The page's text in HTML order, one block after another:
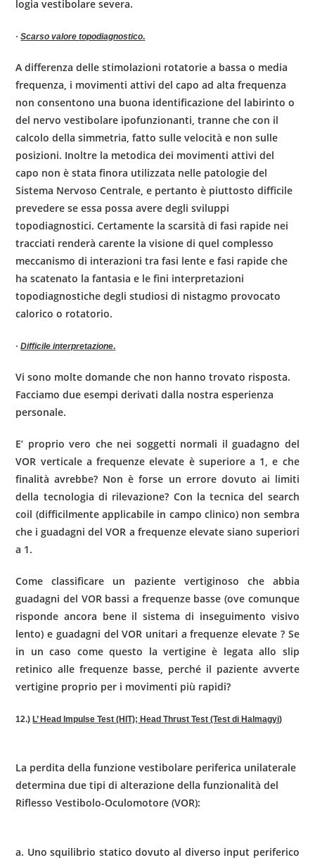
logia vestibolare severa.
·Scarso valoretopodiagnostico.
A differenza delle stimolazioni rotatorie a bassa o media
frequenza, i movimenti attivi del capo ad alta frequenza
non con­sentono una buona identificazione del labirinto o
del nervo vestibolare ipofun­zionanti, tranne che con il
calcolo della simmetria, fatto sulle velocità e non sulle
posizioni. Inoltre la metodica dei movimenti attivi del
capo non è stata finora uti­lizzata nelle patologie del
Sistema Nervoso Centrale, e pertanto è piuttosto diffi­cile
prevedere se essa possa avere degli sviluppi
topodiagnostici. Certamente la scarsità di fasi rapide nei
tracciati renderà carente la visione di quel complesso
meccanismo di interazioni tra fasi lente e fasi rapide che
ha scatenato la fantasia e le fini interpretazioni
topodiagnostiche degli studiosi di nistagmo provocato
calorico o rotatorio.
·Difficile interpretazione.
Vi sono molte domande che non hanno trovato risposta.
Facciamo due esempi derivati dalla nostra esperienza
personale.
E’ proprio vero che nei soggetti normali il guadagno del
VOR verticale a fre­quenze elevate è superiore a 1, e che
finalità avrebbe? Non è forse un errore dovuto ai limiti
della tecnologia di rilevazione? Con la tecnica del search
coil (difficilmente applicabile in campo clinico) non sembra
che i guadagni del VOR a frequenze elevate siano superiori
a 1.
Come classificare un paziente vertiginoso che abbia
guadagni del VOR bassi a frequenze basse (ove comunque
risponde ancora bene il sistema di insegui­mento visivo
lento) e guadagni del VOR unitari a frequenze elevate ? Se
in un caso come questo la vertigine è legata allo slip
retinico alle frequenze basse, per­ché il paziente avverte
vertigine proprio per i movimenti più rapidi?
12.) L’ Head Impulse Test (HIT); HeadThrustTest (Test di Halmagyi)
La perdita della funzione vestibolare periferica unilaterale
determina due tipi di alterazione della funzionalità del
Riflesso Vestibolo-Oculomotore (VOR):
a. Uno squilibrio statico dovuto al diverso input periferico